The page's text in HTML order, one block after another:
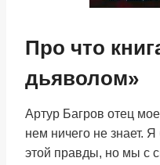
Про что
дьяволом»
Артур Багров отец
нем ничего не знает.
этой правды, но мы с